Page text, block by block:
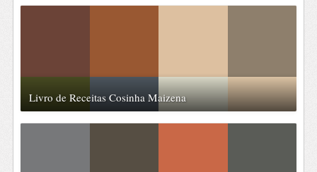
Livro de Receitas Cosinha Maizena